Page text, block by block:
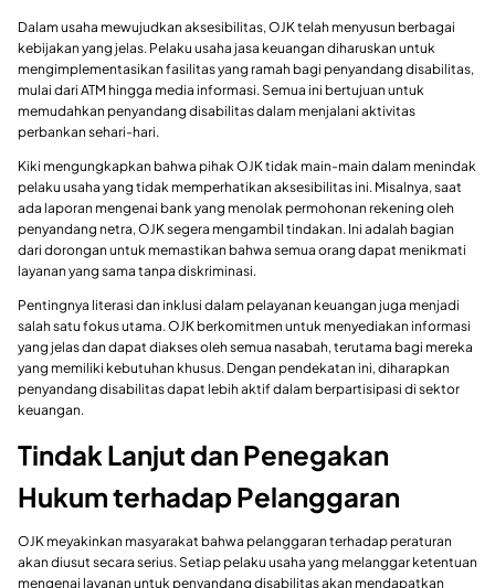
Dalam usaha mewujudkan aksesibilitas, OJK telah menyusun berbagai
kebijakan yang jelas. Pelaku usaha jasa keuangan diharuskan untuk
mengimplementasikan fasilitas yang ramah bagi penyandang disabilitas,
mulai dari ATM hingga media informasi. Semua ini bertujuan untuk
memudahkan penyandang disabilitas dalam menjalani aktivitas
perbankan sehari-hari.
Kiki mengungkapkan bahwa pihak OJK tidak main-main dalam menindak
pelaku usaha yang tidak memperhatikan aksesibilitas ini. Misalnya, saat
ada laporan mengenai bank yang menolak permohonan rekening oleh
penyandang netra, OJK segera mengambil tindakan. Ini adalah bagian
dari dorongan untuk memastikan bahwa semua orang dapat menikmati
layanan yang sama tanpa diskriminasi.
Pentingnya literasi dan inklusi dalam pelayanan keuangan juga menjadi
salah satu fokus utama. OJK berkomitmen untuk menyediakan informasi
yang jelas dan dapat diakses oleh semua nasabah, terutama bagi mereka
yang memiliki kebutuhan khusus. Dengan pendekatan ini, diharapkan
penyandang disabilitas dapat lebih aktif dalam berpartisipasi di sektor
keuangan.
Tindak Lanjut dan Penegakan
Hukum terhadap Pelanggaran
OJK meyakinkan masyarakat bahwa pelanggaran terhadap peraturan
akan diusut secara serius. Setiap pelaku usaha yang melanggar ketentuan
mengenai layanan untuk penyandang disabilitas akan mendapatkan